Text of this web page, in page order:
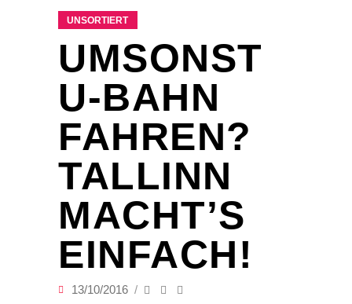
UNSORTIERT
UMSONST
U-BAHN
FAHREN?
TALLINN
MACHT’S
EINFACH!
13/10/2016